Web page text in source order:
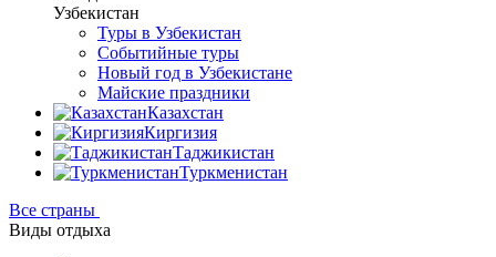
Узбекистан
Туры в Узбекистан
Событийные туры
Новый год в Узбекистане
Майские праздники
Казахстан
Киргизия
Таджикистан
Туркменистан
Все страны
Виды отдыха